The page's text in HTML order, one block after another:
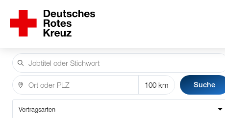
Suche
Vertragsarten